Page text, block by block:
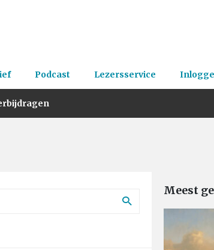
Podcast Lezersservice
Meest